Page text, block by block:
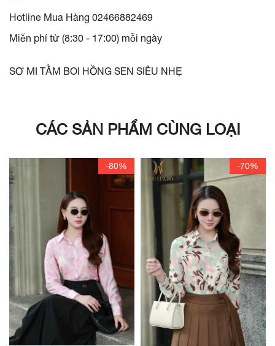
Hotline Mua Hàng 02466882469
Miễn phí từ (8:30 - 17:00) mỗi ngày
SƠ MI TẰM BOI HỒNG SEN SIÊU NHẸ
CÁC SẢN PHẨM CÙNG LOẠI
-80% -70%